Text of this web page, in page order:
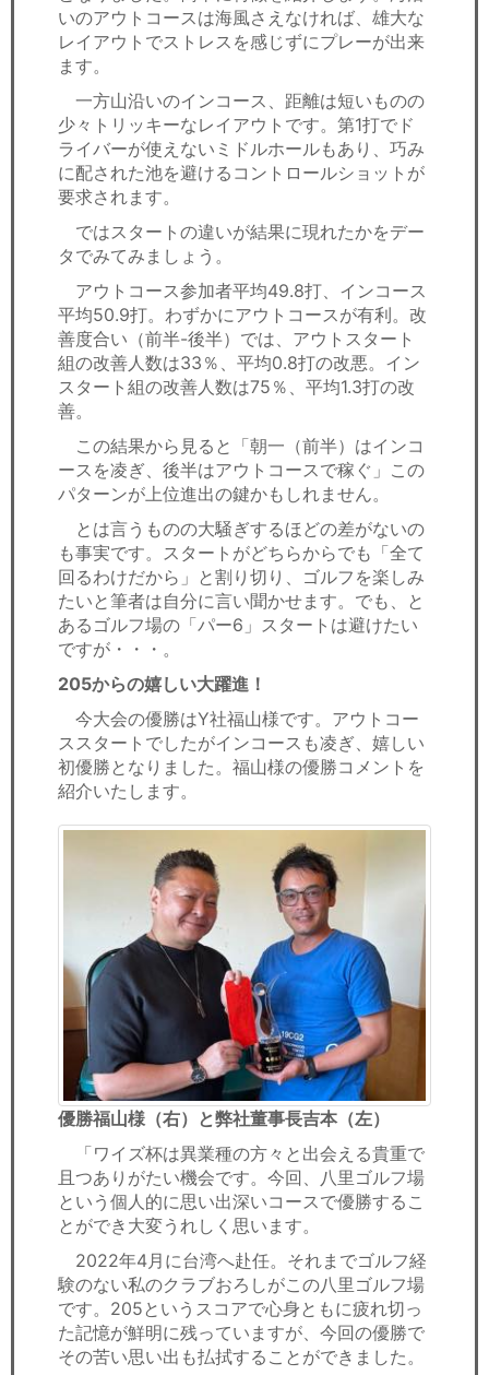
いのアウトコースは海風さえなければ、雄大な
レイアウトでストレスを感じずにプレーが出来
ます。
一方山沿いのインコース、距離は短いものの
少々トリッキーなレイアウトです。第1打でド
ライバーが使えないミドルホールもあり、巧み
に配された池を避けるコントロールショットが
要求されます。
ではスタートの違いが結果に現れたかをデー
タでみてみましょう。
アウトコース参加者平均49.8打、インコース
平均50.9打。わずかにアウトコースが有利。改
善度合い（前半-後半）では、アウトスタート
組の改善人数は33％、平均0.8打の改悪。イン
スタート組の改善人数は75％、平均1.3打の改
善。
この結果から見ると「朝一（前半）はインコ
ースを凌ぎ、後半はアウトコースで稼ぐ」この
パターンが上位進出の鍵かもしれません。
とは言うものの大騒ぎするほどの差がないの
も事実です。スタートがどちらからでも「全て
回るわけだから」と割り切り、ゴルフを楽しみ
たいと筆者は自分に言い聞かせます。でも、と
あるゴルフ場の「パー6」スタートは避けたい
ですが・・・。
205からの嬉しい大躍進！
今大会の優勝はY社福山様です。アウトコー
ススタートでしたがインコースも凌ぎ、嬉しい
初優勝となりました。福山様の優勝コメントを
紹介いたします。
優勝福山様（右）と弊社董事長吉本（左）
「ワイズ杯は異業種の方々と出会える貴重で
且つありがたい機会です。今回、八里ゴルフ場
という個人的に思い出深いコースで優勝するこ
とができ大変うれしく思います。
2022年4月に台湾へ赴任。それまでゴルフ経
験のない私のクラブおろしがこの八里ゴルフ場
です。205というスコアで心身ともに疲れ切っ
た記憶が鮮明に残っていますが、今回の優勝で
その苦い思い出も払拭することができました。